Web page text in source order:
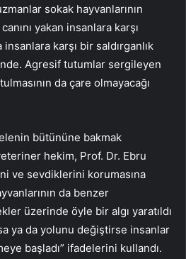
sokak hayvanlarının
yakan insanlara karşı
karşı bir saldırganlık
Agresif tutumlar sergileyen
da çare olmayacağı
bütününe bakmak
hekim, Prof. Dr. Ebru
ve sevdiklerini korumasına
da benzer
üzerinde öyle bir algı yaratıldı
ya da yolunu değiştirse insanlar
başladı” ifadelerini kullandı.